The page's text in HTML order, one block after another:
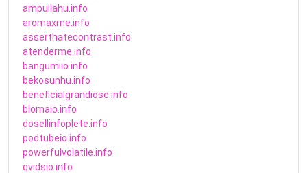
ampullahu.info
aromaxme.info
asserthatecontrast.info
atenderme.info
bangumiio.info
bekosunhu.info
beneficialgrandiose.info
blomaio.info
dosellinfoplete.info
podtubeio.info
powerfulvolatile.info
qvidsio.info